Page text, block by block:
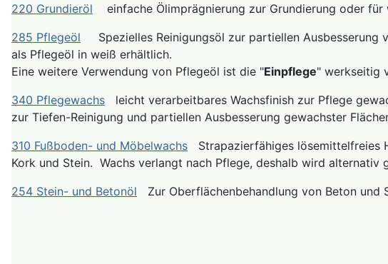
220 Grundieröl einfache Ölimprägnierung zur Grundierung oder für
285 Pflegeöl Spezielles Reinigungsöl zur partiellen Ausbesserung
als Pflegeöl in weiß erhältlich.
Eine weitere Verwendung von Pflegeöl ist die "Einpflege" werkseitig
340 Pflegewachs leicht verarbeitbares Wachsfinish zur Pflege
zur Tiefen-Reinigung und partiellen Ausbesserung gewachster
310 Fußboden- und Möbelwachs Strapazierfähiges lösemittelfreies
Kork und Stein. Wachs verlangt nach Pflege, deshalb wird alternativ
254 Stein- und Betonöl Zur Oberflächenbehandlung von Beton und